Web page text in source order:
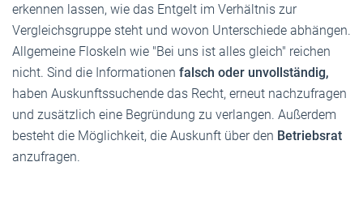
erkennen lassen, wie das Entgelt im Verhältnis zur
Vergleichsgruppe steht und wovon Unterschiede abhängen.
Allgemeine Floskeln wie "Bei uns ist alles gleich" reichen
nicht. Sind die Informationen falsch oder unvollständig,
haben Auskunftssuchende das Recht, erneut nachzufragen
und zusätzlich eine Begründung zu verlangen. Außerdem
besteht die Möglichkeit, die Auskunft über den Betriebsrat
anzufragen.